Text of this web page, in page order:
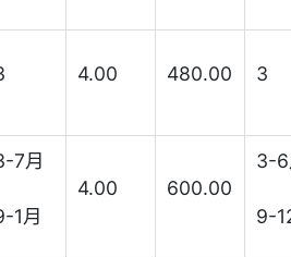
4.00 480.00 3
7月
1月
4.00 600.00
3-6
9-